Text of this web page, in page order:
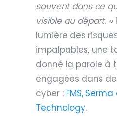
souvent dans ce
visible au départ. »
lumière des
impalpables, une
donné la parole à
engagées dans
cyber : FMS,
Technology.